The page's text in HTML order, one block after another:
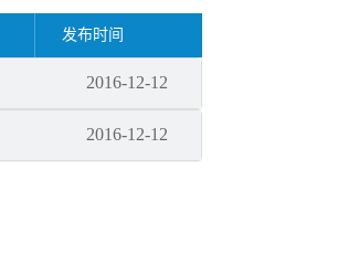
发布时间
2016-12-12
2016-12-12